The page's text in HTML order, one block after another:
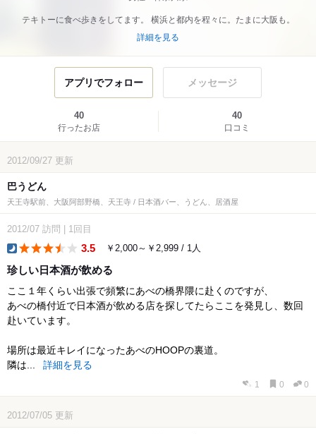
テキトーに食べ歩きをしてます。 横浜と都内を程々に。たまに大阪も。
詳細を見る
アプリでフォロー メッセージ
40
行ったお店
40
口コミ
2012/09/27 更新
巴うどん
天王寺駅前、大阪阿部野橋、天王寺 / 日本酒バー、うどん、居酒屋
2012/07 訪問 1回目
3.5 ￥2,000～￥2,999 / 1人
珍しい日本酒が飲める
ここ１年くらい出張で頻繁にあべの橋界隈に赴くのですが、
あべの橋付近で日本酒が飲める店を探してたらここを発見し、数回
赴いています。
場所は最近キレイになったあべのHOOPの裏道。
隣は...
詳細を見る
1 0 0
2012/07/05 更新